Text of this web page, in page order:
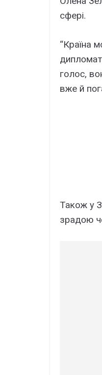
сфері.
“Країна
голос,
вже й
Також у
зрадою